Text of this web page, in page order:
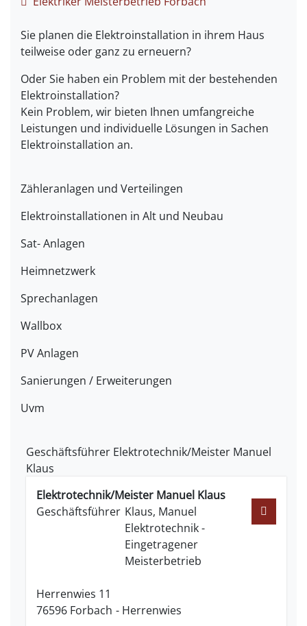
Geschäftsführer Elektrotechnik/Meister Manuel
Klaus
Geschäftsführer
Elektrotechnik/Meister Manuel Klaus
Klaus, Manuel
Elektrotechnik -
Eingetragener
Meisterbetrieb
Herrenwies
Herrenwies 11
76596 Forbach
Sie planen die Elektroinstallation in ihrem Haus
teilweise oder ganz zu erneuern?
Oder Sie haben ein Problem mit der bestehenden
Elektroinstallation?
Kein Problem, wir bieten Ihnen umfangreiche
Leistungen und individuelle Lösungen in Sachen
Elektroinstallation an.
Zähleranlagen und Verteilingen
Elektroinstallationen in Alt und Neubau
Sat- Anlagen
Heimnetzwerk
Sprechanlagen
Wallbox
PV Anlagen
Sanierungen / Erweiterungen
Uvm